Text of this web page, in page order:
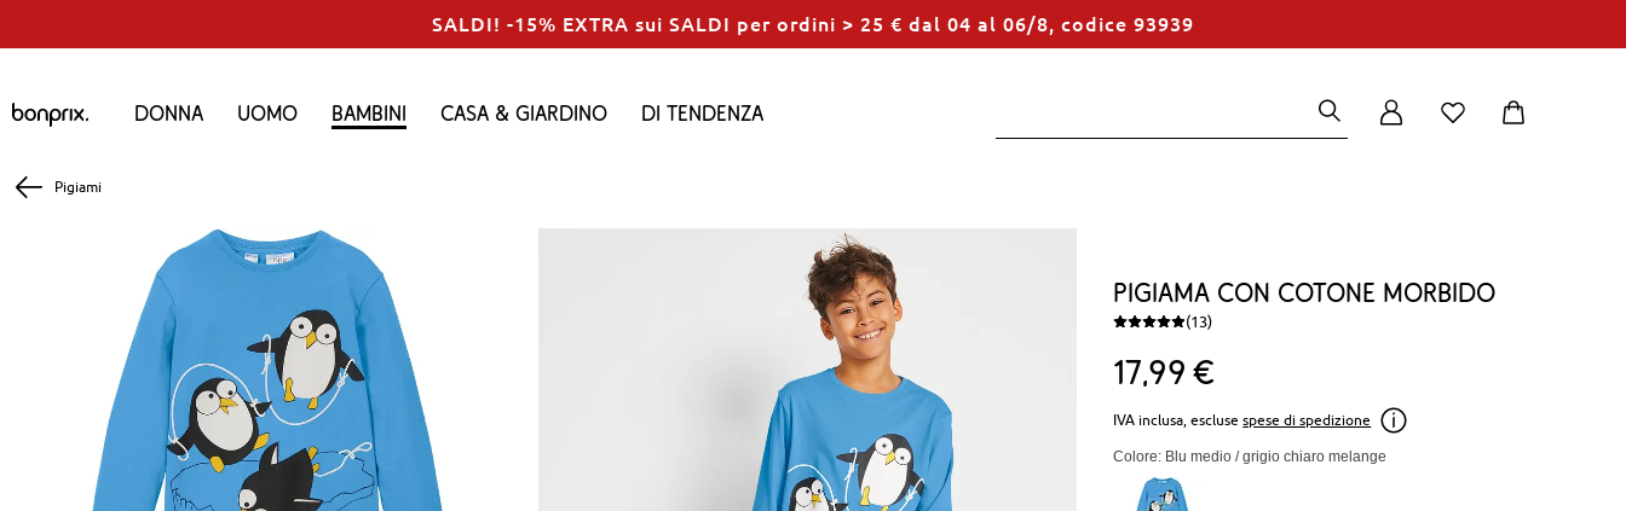
SALDI! -15% EXTRA sui SALDI per ordini > 25 € dal 04 al 06/8, codice 93939
Donna Uomo Bambini Casa & Giardino Di tendenza
Pigiami
Pigiama con cotone morbido
(13)
17 99 €
IVA inclusa, escluse spese di spedizione
Colore: Blu medio / grigio chiaro melange